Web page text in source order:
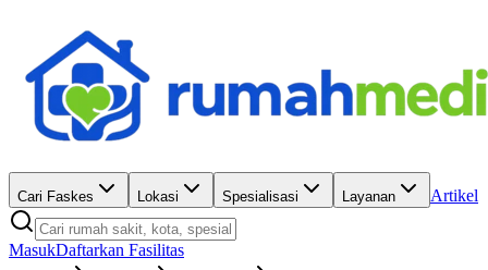
Cari Faskes Lokasi Spesialisasi Layanan Artikel
MasukDaftarkan Fasilitas